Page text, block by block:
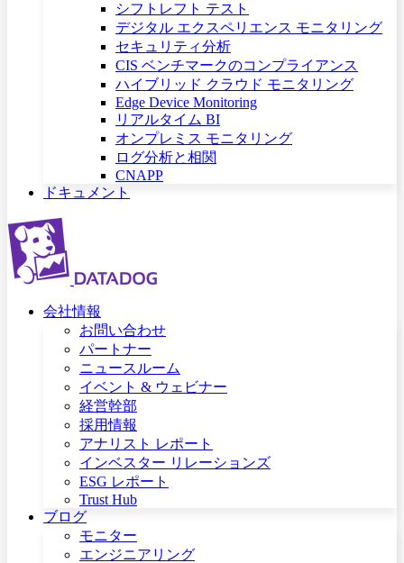
シフトレフト テスト
デジタル エクスペリエンス モニタリング
セキュリティ分析
CIS ベンチマークのコンプライアンス
ハイブリッド クラウド モニタリング
Edge Device Monitoring
リアルタイム BI
オンプレミス モニタリング
ログ分析と相関
CNAPP
ドキュメント
会社情報
お問い合わせ
パートナー
ニュースルーム
イベント & ウェビナー
経営幹部
採用情報
アナリスト レポート
インベスター リレーションズ
ESG レポート
Trust Hub
ブログ
モニター
エンジニアリング